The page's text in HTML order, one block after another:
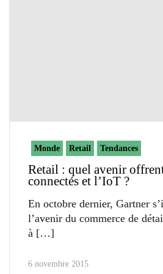
Monde Retail Tendances
Retail : quel avenir
connectés et l’IoT ?
En octobre dernier, Gartner
l’avenir du commerce de
à
6 novembre 2015